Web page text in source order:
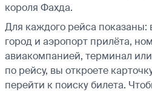
короля Фахда.
Для каждого рейса показаны:
город и аэропорт прилёта,
авиакомпанией, терминал или
по рейсу, вы откроете
перейти к поиску билета.